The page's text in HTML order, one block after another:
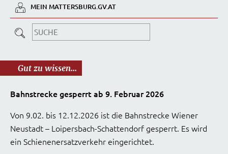
MEIN MATTERSBURG.GV.AT
Gut zu wissen...
Bahnstrecke gesperrt ab 9. Februar 2026
Von 9.02. bis 12.12.2026 ist die Bahnstrecke Wiener
Neustadt – Loipersbach-Schattendorf gesperrt. Es wird
ein Schienenersatzverkehr eingerichtet.